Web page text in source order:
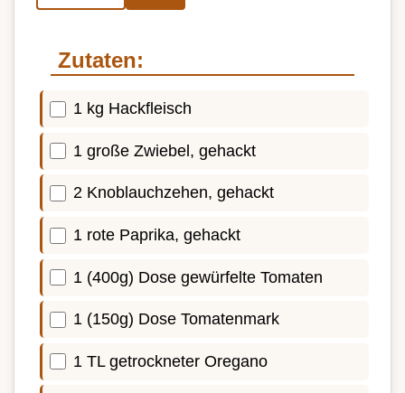
Zutaten:
1 kg Hackfleisch
1 große Zwiebel, gehackt
2 Knoblauchzehen, gehackt
1 rote Paprika, gehackt
1 (400g) Dose gewürfelte Tomaten
1 (150g) Dose Tomatenmark
1 TL getrockneter Oregano